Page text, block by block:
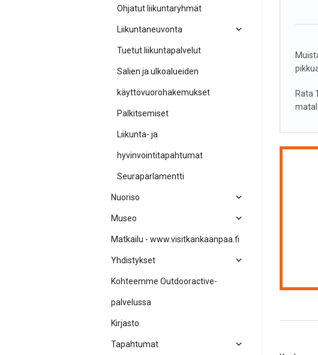
Rata
Ohjatut liikuntaryhmät
Liikuntaneuvonta
Tuetut liikuntapalvelut
Salien ja ulkoalueiden
käyttövuorohakemukset
Palkitsemiset
Liikunta- ja
hyvinvointitapahtumat
Seuraparlamentti
Nuoriso
Museo
Matkailu - www.visitkankaanpaa.fi
Yhdistykset
Kohteemme Outdooractive-
palvelussa
Kirjasto
Tapahtumat